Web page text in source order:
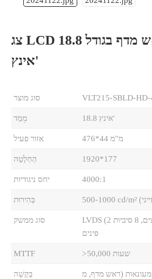
צג LCD עם ראש מדף בגודל 18.8
אינץ'
סוג מוצר VLT215-SBLD-HD-
מֵמַד 18.8 אינץ'
אזור פעיל 476*44 מ"מ
הַחְלָטָה 1920*177
יחס ניגודיות 4000:1
בְּהִירוּת
סוג ממשק
LVDS (2 ערוצים, 8 סיביות), מחבר 51
פינים
MTTF >50,000 שעות
בַּקָשָׁה
(ראש מדף, מ